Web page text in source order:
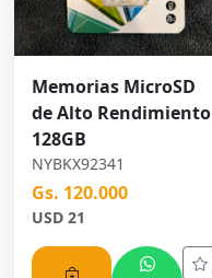
Memorias MicroSD
de Alto Rendimiento
128GB
NYBKX92341
Gs. 120.000
USD 21